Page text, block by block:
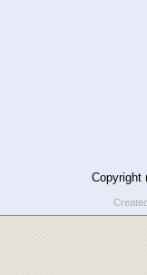
Copyright